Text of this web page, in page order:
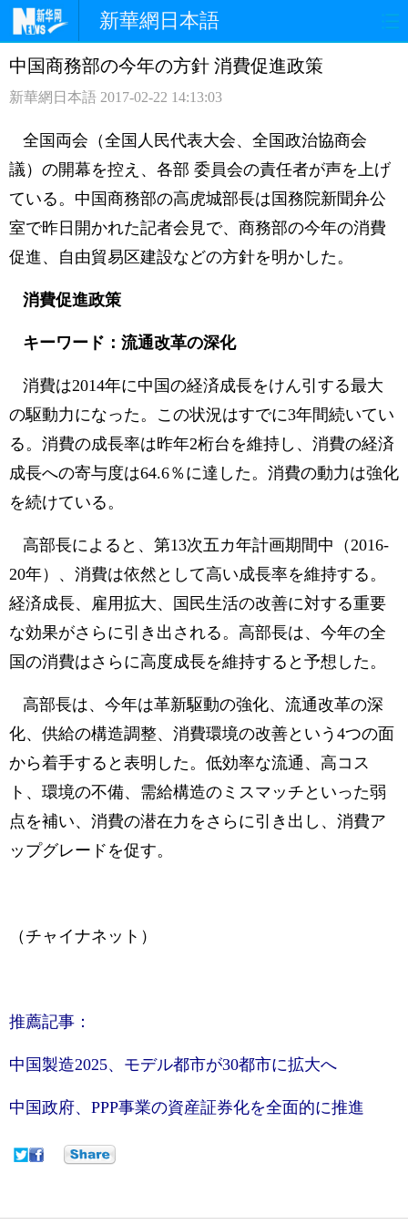
新華網日本語
ホームページ 政治
観光 評論 写真
中日対訳
中国商務部の今年の方針 消費促進政策
新華網日本語 2017-02-22 14:13:03
全国両会（全国人民代表大会、全国政治協商会
議）の開幕を控え、各部 委員会の責任者が声を上げ
ている。中国商務部の高虎城部長は国務院新聞弁公
室で昨日開かれた記者会見で、商務部の今年の消費
促進、自由貿易区建設などの方針を明かした。
消費促進政策
キーワード：流通改革の深化
消費は2014年に中国の経済成長をけん引する最大
の駆動力になった。この状況はすでに3年間続いてい
る。消費の成長率は昨年2桁台を維持し、消費の経済
成長への寄与度は64.6％に達した。消費の動力は強化
を続けている。
高部長によると、第13次五カ年計画期間中（2016-
20年）、消費は依然として高い成長率を維持する。
経済成長、雇用拡大、国民生活の改善に対する重要
な効果がさらに引き出される。高部長は、今年の全
国の消費はさらに高度成長を維持すると予想した。
高部長は、今年は革新駆動の強化、流通改革の深
化、供給の構造調整、消費環境の改善という4つの面
から着手すると表明した。低効率な流通、高コス
ト、環境の不備、需給構造のミスマッチといった弱
点を補い、消費の潜在力をさらに引き出し、消費ア
ップグレードを促す。
（チャイナネット）
推薦記事：
中国製造2025、モデル都市が30都市に拡大へ
中国政府、PPP事業の資産証券化を全面的に推進